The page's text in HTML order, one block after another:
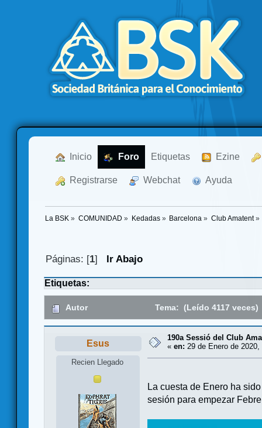
Inicio Foro Etiquetas Ezine
Registrarse Webchat Ayuda
La BSK » COMUNIDAD » Kedadas» Barcelona » Club Amatent»
Páginas: [1] Ir Abajo
Etiquetas:
Autor Tema: (Leído 4117 veces)
Esus
Recien Llegado
190a Sessió del Club
« en: 29 de Enero de 2020,
La cuesta de Enero ha
sesión para empezar